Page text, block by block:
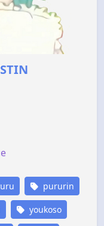
pururin
youkoso